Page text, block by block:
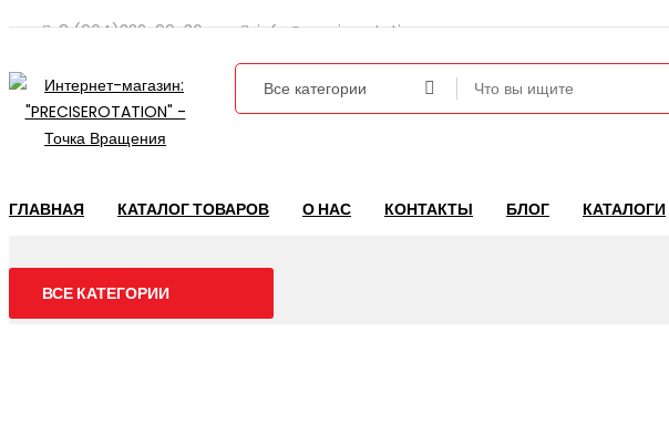
8 (964)332-99-36 info@preciserotation.ru
ВСЕ КАТЕГОРИИ
ГЛАВНАЯ КАТАЛОГ ТОВАРОВ О НАС КОНТАКТЫ БЛОГ КАТАЛОГИ